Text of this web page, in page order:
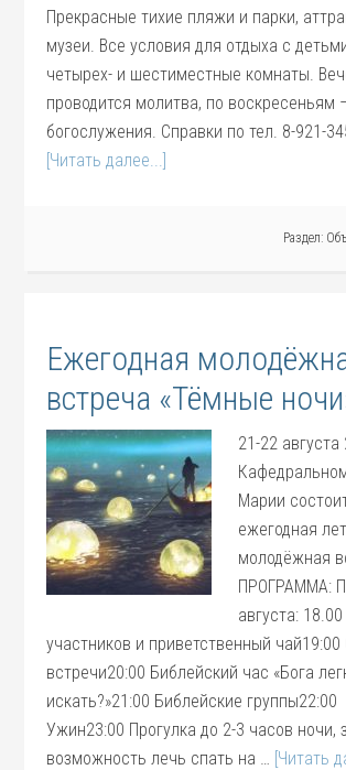
Прекрасные тихие пляжи и парки,
музеи. Все условия для отдыха с
четырех- и шестиместные комнаты.
проводится молитва, по воскресеньям
богослужения. Справки по тел. 8-921-
[Читать далее...]
Раздел:
Ежегодная
встреча «Тёмные
21-22 августа
Марии
ежегодная
молодёжная
ПРОГРАММА:
августа:
участников и приветственный чай19:00
встречи20:00 Библейский час «Бога
искать?»21:00 Библейские группы22:00
Ужин23:00 Прогулка до 2-3 часов ночи,
возможность лечь спать на … [Читать